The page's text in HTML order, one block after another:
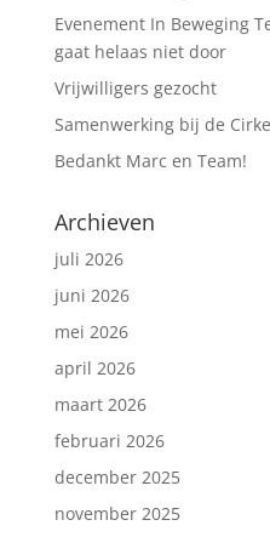
Evenement In Beweging
gaat helaas niet door
Vrijwilligers gezocht
Samenwerking bij de
Bedankt Marc en Team!
Archieven
juli 2026
juni 2026
mei 2026
april 2026
maart 2026
februari 2026
december 2025
november 2025